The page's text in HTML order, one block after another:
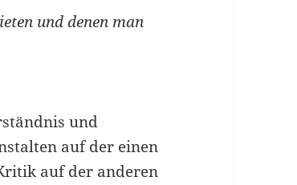
und denen man
und
auf der einen
auf der anderen